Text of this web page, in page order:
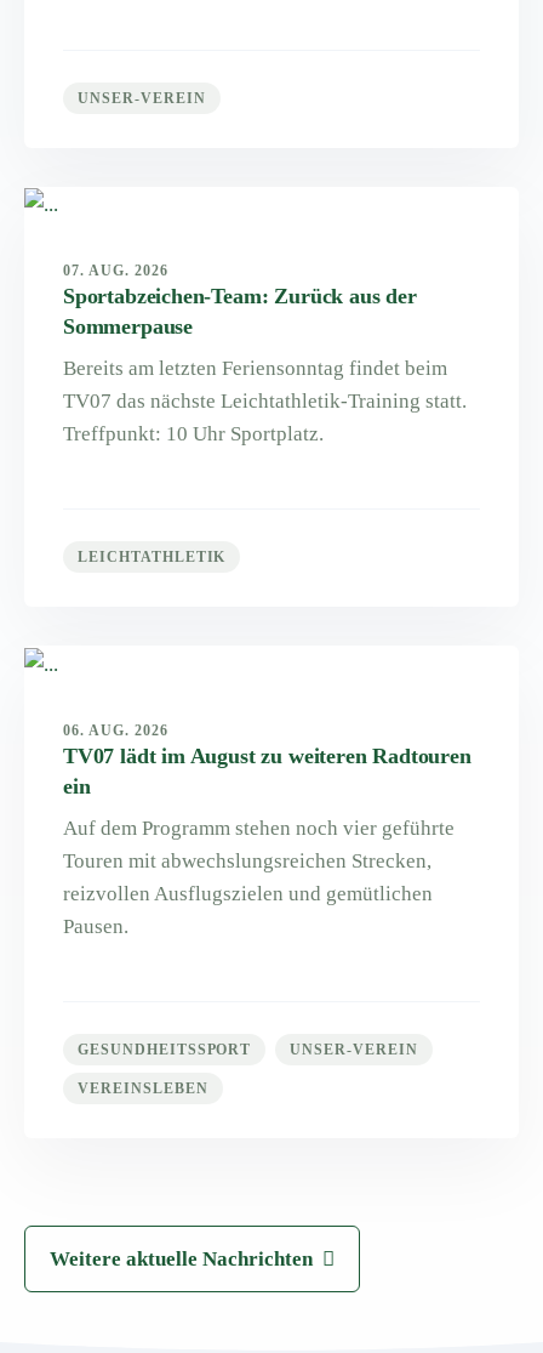
UNSER-VEREIN
07. AUG. 2026
Sportabzeichen-Team: Zurück aus der
Sommerpause
Bereits am letzten Feriensonntag findet beim
TV07 das nächste Leichtathletik-Training statt.
Treffpunkt: 10 Uhr Sportplatz.
LEICHTATHLETIK
06. AUG. 2026
TV07 lädt im August zu weiteren Radtouren
ein
Auf dem Programm stehen noch vier geführte
Touren mit abwechslungsreichen Strecken,
reizvollen Ausflugszielen und gemütlichen
Pausen.
GESUNDHEITSSPORT UNSER-VEREIN
VEREINSLEBEN
Weitere aktuelle Nachrichten